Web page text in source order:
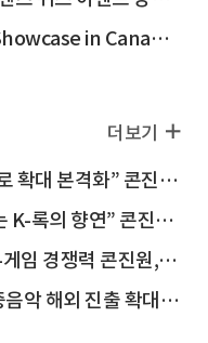
2026년 K-Animation Global Showcase in Canada 참가기업 선정결과 안내
“민관 협력으로 K-패션, 해외 판로 확대 본격화” 콘진원-현대백화점, 해외 진출 지원 업무협약 체결
“전설부터 신예까지, 세대를 잇는 K-록의 향연” 콘진원, ‘2026 위드 스테이지 앤드 시즌6’ 개최
중국 최대 게임 전시회서 빛난 K-게임 경쟁력 콘진원, ‘차이나조이 2026’ 한국공동관 성료
“공연부터 비즈니스까지, K-대중음악 해외 진출 확대” 콘진원, ‘코리아 스포트라이트 @인도네시아’ 개최
더보기